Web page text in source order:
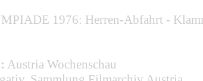
1976: Herren-Abfahrt -
Austria Wochenschau